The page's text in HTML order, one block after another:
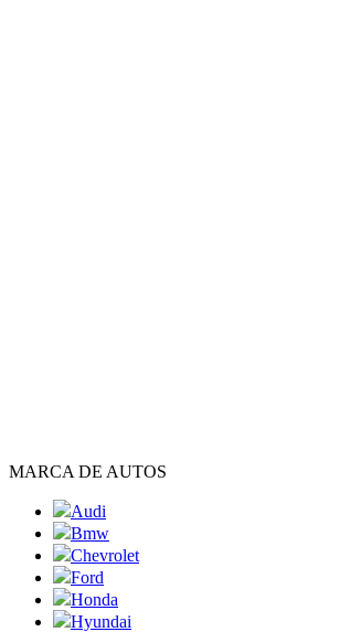
MARCA DE AUTOS
Audi
Bmw
Chevrolet
Ford
Honda
Hyundai